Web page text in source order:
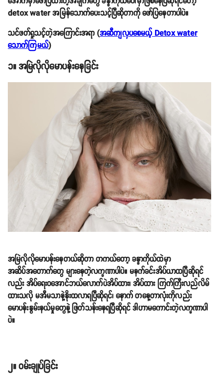
detox water အမြန်သောက်ပေးသင့်ပြီဆိုတာကို ဖော်ပြနေတာပါပဲ။
သင်ဖတ်ရှုသင့်တဲ့အကြောင်းအရာ (အဆီကျလှပစေမယ့် Detox water
သောက်ကြမယ်)
၁။ အမြဲလိုလိုမောပန်းနေခြင်း
အမြဲလိုလိုမောပန်းနေတယ်ဆိုတာ တကယ်တော့ ခန္ဓာကိုယ်ထဲမှာ
အဆိပ်အတောက်တွေ များနေတဲ့လက္ခဏာပါပဲ။ မနက်ခင်းအိပ်ယာထပြီဆိုရင်
လည်း အိပ်ရေးဝအောင်ဘယ်လောက်ပဲအိပ်ထား၊ အိပ်ထား ကြက်ကြီးလည်လိမ်
ထားသလို မအီမသာနဲ့နိုးထလာရပြီဆိုရင်၊ နောက် တနေ့တာလုံးကိုလည်း
မောပန်းနွမ်းနယ်မှုတွေနဲ့ ဖြတ်သန်းနေရပြီဆိုရင် ဒါဟာမကောင်းတဲ့လက္ခဏာပါ
ပဲ။
၂။ ဝမ်းချုပ်ခြင်း